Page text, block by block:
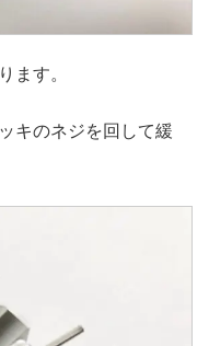
ます。
キのネジを回して緩